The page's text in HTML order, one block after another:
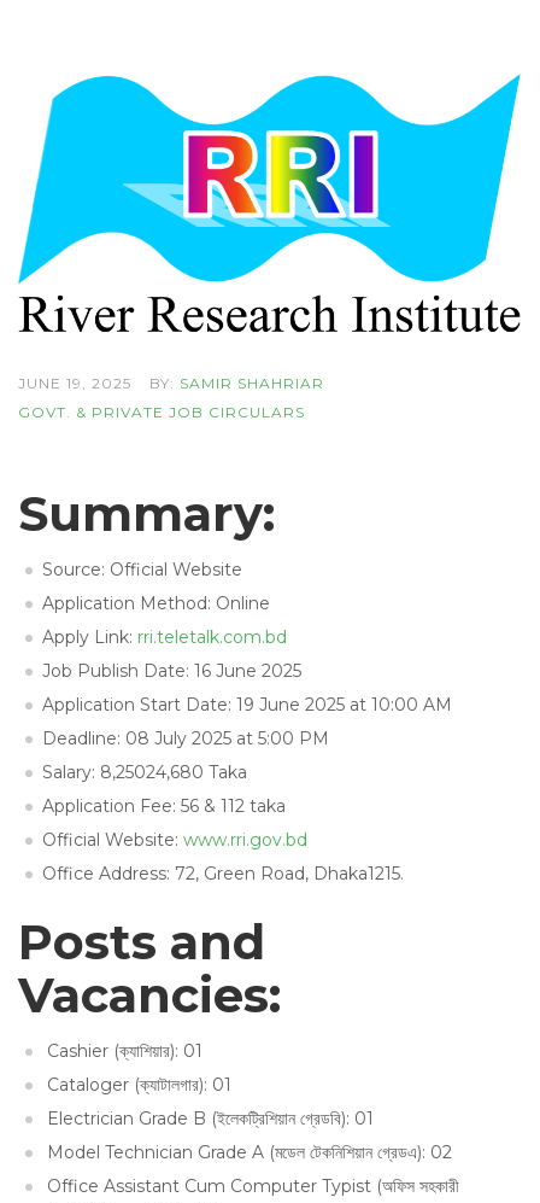
JUNE 19, 2025 BY: SAMIR SHAHRIAR
GOVT. & PRIVATE JOB CIRCULARS
Summary:
Source: Official Website
Application Method: Online
Apply Link: rri.teletalk.com.bd
Job Publish Date: 16 June 2025
Application Start Date: 19 June 2025 at 10:00 AM
Deadline: 08 July 2025 at 5:00 PM
Salary: 8,25024,680 Taka
Application Fee: 56 & 112 taka
Official Website: www.rri.gov.bd
Office Address: 72, Green Road, Dhaka1215.
Posts and
Vacancies:
Cashier (ক্যাশিয়ার): 01
Cataloger (ক্যাটালগার): 01
Electrician Grade B (ইলেকট্রিশিয়ান গ্রেডবি): 01
Model Technician Grade A (মডেল টেকনিশিয়ান গ্রেডএ): 02
Office Assistant Cum Computer Typist (অফিস সহকারী